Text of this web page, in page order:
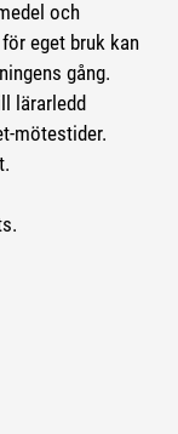
och
eget bruk kan
gång.
lärarledd
mötestider.